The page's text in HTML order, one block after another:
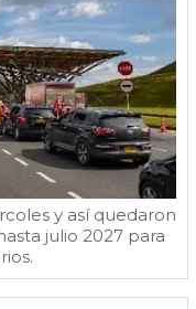
y así quedaron
julio 2027 para